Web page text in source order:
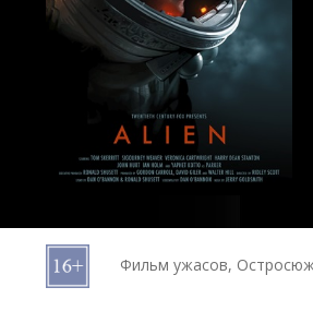
Мероприятия
Новости
Подарки
B2B Фильм ужасов,